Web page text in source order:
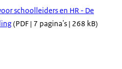
schoolleiders en HR - De
(PDF | 7 pagina's | 268 kB)